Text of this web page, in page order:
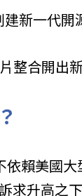
新一代開
整合開出
賴美國
求升高之